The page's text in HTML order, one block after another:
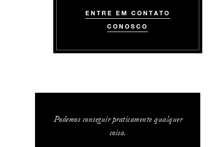
ENTRE EM CONTATO
CONOSCO
Podemos conseguir praticamente qualquer
coisa.